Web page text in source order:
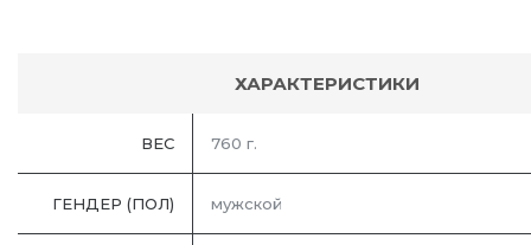
ХАРАКТЕРИСТИКИ
ВЕС 760 г.
ГЕНДЕР (ПОЛ) мужской